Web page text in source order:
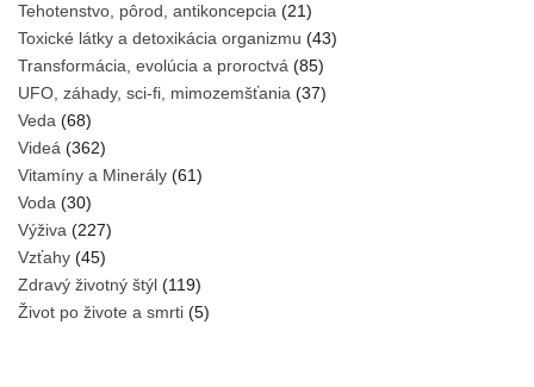
Tehotenstvo, pôrod, antikoncepcia (21)
Toxické látky a detoxikácia organizmu (43)
Transformácia, evolúcia a proroctvá (85)
UFO, záhady, sci-fi, mimozemšťania (37)
Veda (68)
Videá (362)
Vitamíny a Minerály (61)
Voda (30)
Výživa (227)
Vzťahy (45)
Zdravý životný štýl (119)
Život po živote a smrti (5)